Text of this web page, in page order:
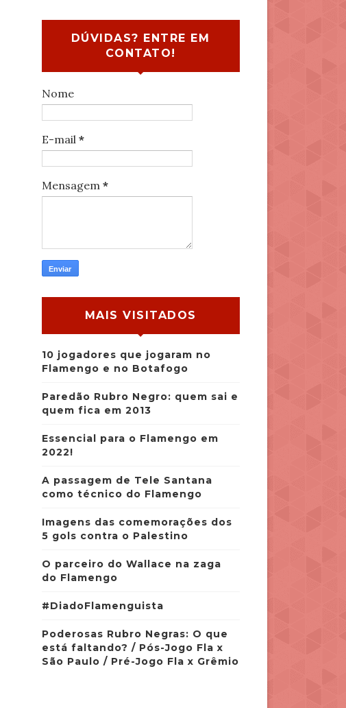
DÚVIDAS? ENTRE EM
CONTATO!
Nome
E-mail *
Mensagem *
MAIS VISITADOS
10 jogadores que jogaram no
Flamengo e no Botafogo
Paredão Rubro Negro: quem sai e
quem fica em 2013
Essencial para o Flamengo em
2022!
A passagem de Tele Santana
como técnico do Flamengo
Imagens das comemorações dos
5 gols contra o Palestino
O parceiro do Wallace na zaga
do Flamengo
#DiadoFlamenguista
Poderosas Rubro Negras: O que
está faltando? / Pós-Jogo Fla x
São Paulo / Pré-Jogo Fla x Grêmio